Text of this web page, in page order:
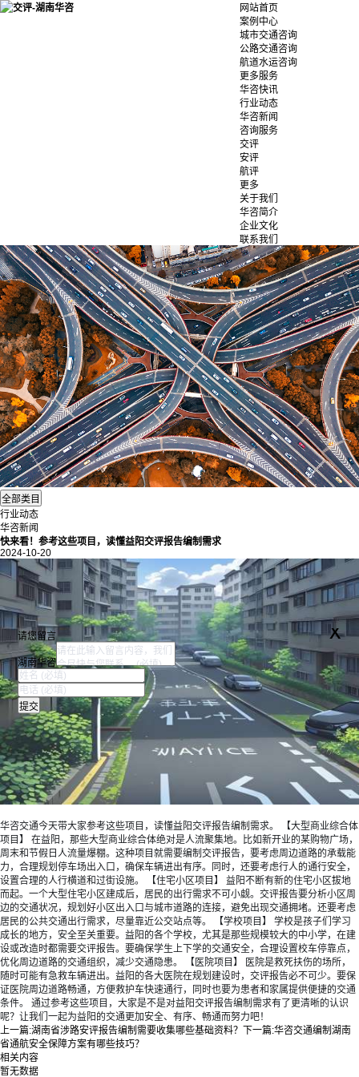
网站首页
案例中心
城市交通咨询
公路交通咨询
航道水运咨询
更多服务
华咨快讯
行业动态
华咨新闻
咨询服务
交评
安评
航评
更多
关于我们
华咨简介
企业文化
联系我们
行业动态
华咨新闻
快来看！参考这些项目，读懂益阳交评报告编制需求
2024-10-20
华咨交通今天带大家参考这些项目，读懂益阳交评报告编制需求。 【大型商业综合体
项目】 在益阳，那些大型商业综合体绝对是人流聚集地。比如新开业的某购物广场，
周末和节假日人流量爆棚。这种项目就需要编制交评报告，要考虑周边道路的承载能
力，合理规划停车场出入口，确保车辆进出有序。同时，还要考虑行人的通行安全，
设置合理的人行横道和过街设施。 【住宅小区项目】 益阳不断有新的住宅小区拔地
而起。一个大型住宅小区建成后，居民的出行需求不可小觑。交评报告要分析小区周
边的交通状况，规划好小区出入口与城市道路的连接，避免出现交通拥堵。还要考虑
居民的公共交通出行需求，尽量靠近公交站点等。 【学校项目】 学校是孩子们学习
成长的地方，安全至关重要。益阳的各个学校，尤其是那些规模较大的中小学，在建
设或改造时都需要交评报告。要确保学生上下学的交通安全，合理设置校车停靠点，
优化周边道路的交通组织，减少交通隐患。 【医院项目】 医院是救死扶伤的场所，
随时可能有急救车辆进出。益阳的各大医院在规划建设时，交评报告必不可少。要保
证医院周边道路畅通，方便救护车快速通行，同时也要为患者和家属提供便捷的交通
条件。 通过参考这些项目，大家是不是对益阳交评报告编制需求有了更清晰的认识
呢？让我们一起为益阳的交通更加安全、有序、畅通而努力吧！
上一篇:湖南省涉路安评报告编制需要收集哪些基础资料？ 下一篇:华咨交通编制湖南
省通航安全保障方案有哪些技巧？
相关内容
暂无数据
请您留言 x
湖南华咨